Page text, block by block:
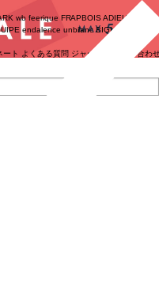
wb feerique FRAPBOIS ADIEU
endalence unbilanc BIGI online store
ート よくある質問 ジャーナル お問い合わ